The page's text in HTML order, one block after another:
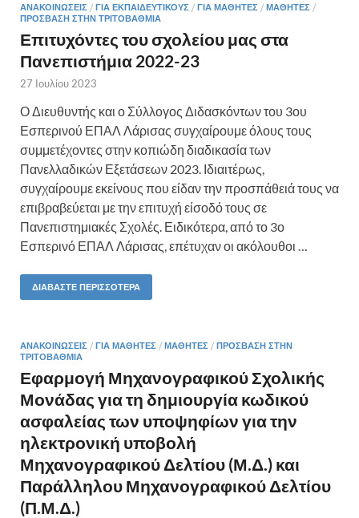
ΑΝΑΚΟΙΝΏΣΕΙΣ / ΓΙΑ ΕΚΠΑΙΔΕΥΤΙΚΟΎΣ / ΓΙΑ ΜΑΘΗΤΈΣ / ΜΑΘΗΤΈΣ /
ΠΡΌΣΒΑΣΗ ΣΤΗΝ ΤΡΙΤΟΒΆΘΜΙΑ
Επιτυχόντες του σχολείου μας στα
Πανεπιστήμια 2022-23
27 Ιουλίου 2023
Ο Διευθυντής και ο Σύλλογος Διδασκόντων του 3ου
Εσπερινού ΕΠΑΛ Λάρισας συγχαίρουμε όλους τους
συμμετέχοντες στην κοπιώδη διαδικασία των
Πανελλαδικών Εξετάσεων 2023. Ιδιαιτέρως,
συγχαίρουμε εκείνους που είδαν την προσπάθειά τους να
επιβραβεύεται με την επιτυχή είσοδό τους σε
Πανεπιστημιακές Σχολές. Ειδικότερα, από το 3ο
Εσπερινό ΕΠΑΛ Λάρισας, επέτυχαν οι ακόλουθοι …
ΔΙΑΒΆΣΤΕ ΠΕΡΙΣΣΌΤΕΡΑ
ΑΝΑΚΟΙΝΏΣΕΙΣ / ΓΙΑ ΜΑΘΗΤΈΣ / ΜΑΘΗΤΈΣ / ΠΡΌΣΒΑΣΗ ΣΤΗΝ
ΤΡΙΤΟΒΆΘΜΙΑ
Εφαρμογή Μηχανογραφικού Σχολικής
Μονάδας για τη δημιουργία κωδικού
ασφαλείας των υποψηφίων για την
ηλεκτρονική υποβολή
Μηχανογραφικού Δελτίου (Μ.Δ.) και
Παράλληλου Μηχανογραφικού Δελτίου
(Π.Μ.Δ.)